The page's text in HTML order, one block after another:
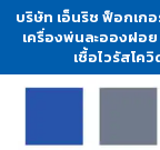
บริษัท เอ็นริช ฟ็อกเก
เครื่องพ่นละอองฝอ
เชื้อไวรัสโค